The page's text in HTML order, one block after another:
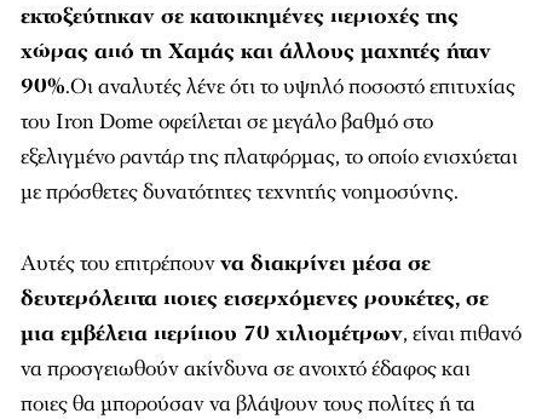
εκτοξεύτηκαν σε κατοικημένες περιοχές της
χώρας από τη Χαμάς και άλλους μαχητές ήταν
90%.Οι αναλυτές λένε ότι το υψηλό ποσοστό επιτυχίας
του Iron Dome οφείλεται σε μεγάλο βαθμό στο
εξελιγμένο ραντάρ της πλατφόρμας, το οποίο ενισχύεται
με πρόσθετες δυνατότητες τεχνητής νοημοσύνης.
Αυτές του επιτρέπουννα διακρίνει μέσα σε
δευτερόλεπτα ποιες εισερχόμενες ρουκέτες, σε
μια εμβέλεια περίπου 70 χιλιομέτρων, είναι πιθανό
να προσγειωθούν ακίνδυνα σε ανοιχτό έδαφος και
ποιες θα μπορούσαν να βλάψουν τους πολίτες ή τα